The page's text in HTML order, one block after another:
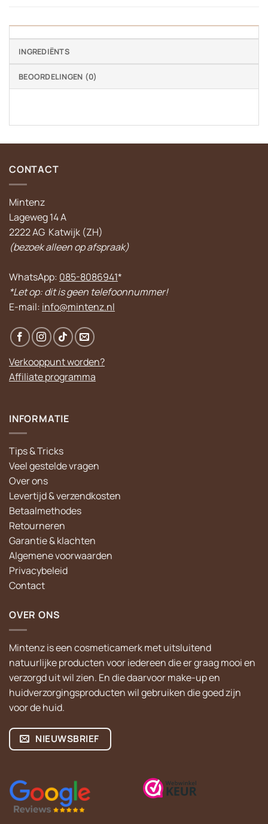
INGREDIËNTS
BEOORDELINGEN (0)
CONTACT
Mintenz
Lageweg 14 A
2222 AG Katwijk (ZH)
(bezoek alleen op afspraak)
WhatsApp: 085-8086941*
*Let op: dit is geen telefoonnummer!
E-mail: info@mintenz.nl
Verkooppunt worden?
Affiliate programma
INFORMATIE
Tips & Tricks
Veel gestelde vragen
Over ons
Levertijd & verzendkosten
Betaalmethodes
Retourneren
Garantie & klachten
Algemene voorwaarden
Privacybeleid
Contact
OVER ONS
Mintenz is een cosmeticamerk met uitsluitend
natuurlijke producten voor iedereen die er graag mooi en
verzorgd uit wil zien. En die daarvoor make-up en
huidverzorgingsproducten wil gebruiken die goed zijn
voor de huid.
NIEUWSBRIEF